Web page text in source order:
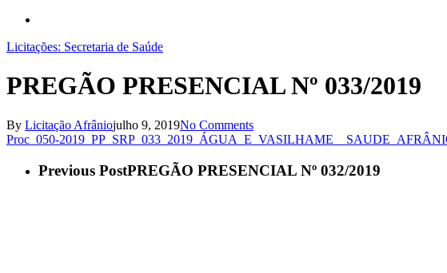
Licitações: Secretaria de Saúde
PREGÃO PRESENCIAL Nº 033/2019
By Licitação Afrâniojulho 9, 2019No Comments
Proc_050-
Previous PostPREGÃO PRESENCIAL Nº 032/2019